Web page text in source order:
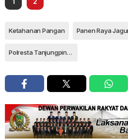
Ketahanan Pangan Panen Raya
Polresta Tanjungpinang